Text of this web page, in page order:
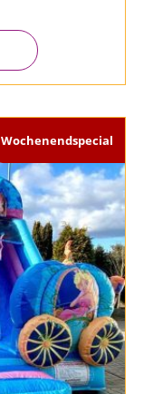
Wochenendspecial